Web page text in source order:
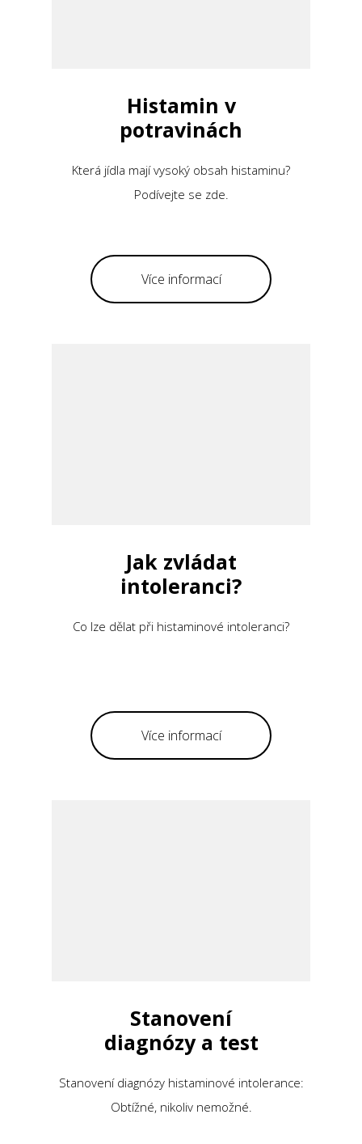
Histamin v
potravinách
Která jídla mají vysoký obsah histaminu?
Podívejte se zde.
Více informací
Jak zvládat
intoleranci?
Co lze dělat při histaminové intoleranci?
Více informací
Stanovení
diagnózy a test
Stanovení diagnózy histaminové intolerance:
Obtížné, nikoliv nemožné.